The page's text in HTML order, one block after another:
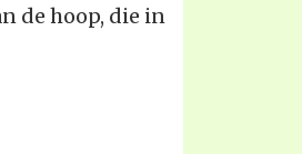
de hoop, die in